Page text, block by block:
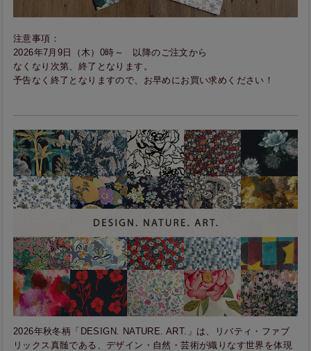
注意事項：
2026年7月9日（木）0時～ 以降のご注文から
なくなり次第、終了となります。
予告なく終了となりますので、お早めにお買い求めください！
2026年秋冬柄「DESIGN. NATURE. ART.」は、リバティ・ファブ
リックス真髄である、デザイン・自然・芸術が織りなす世界を体現